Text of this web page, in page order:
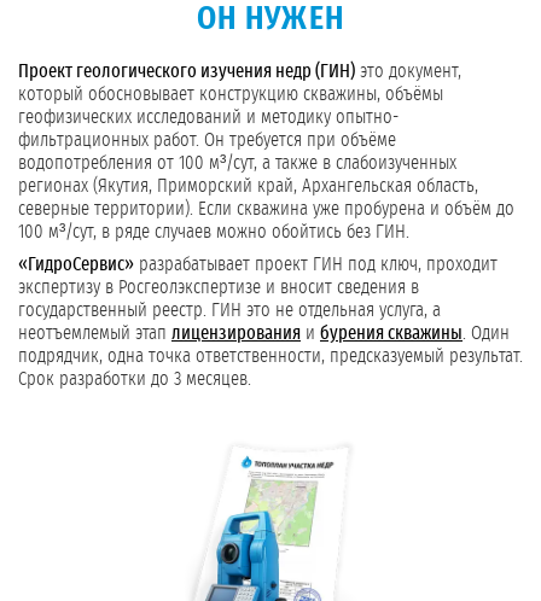
ОН НУЖЕН
Проект геологического изучения недр (ГИН) это документ,
который обосновывает конструкцию скважины, объёмы
геофизических исследований и методику опытно-
фильтрационных работ. Он требуется при объёме
водопотребления от 100 м³/сут, а также в слабоизученных
регионах (Якутия, Приморский край, Архангельская область,
северные территории). Если скважина уже пробурена и объём до
100 м³/сут, в ряде случаев можно обойтись без ГИН.
«ГидроСервис» разрабатывает проект ГИН под ключ, проходит
экспертизу в Росгеолэкспертизе и вносит сведения в
государственный реестр. ГИН это не отдельная услуга, а
неотъемлемый этап лицензирования и бурения скважины . Один
подрядчик, одна точка ответственности, предсказуемый результат.
Срок разработки до 3 месяцев.